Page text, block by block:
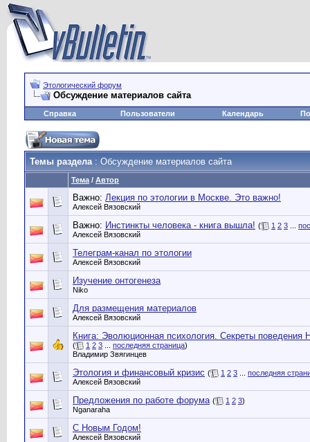
Этологический форум
Обсуждение материалов сайта
Справка Пользователи Календарь
Темы раздела: Обсуждение материалов сайта
Тема / Автор
Важно: Лекция по этологии в Москве. Это важно!
Алексей Вязовский
Важно: Инстинкты человека - книга вышла! ( 1 2 3
Алексей Вязовский
Телеграм-канал по этологии
Алексей Вязовский
Изучение онтогенеза
Niko
Для размещения материалов
Алексей Вязовский
Книга: Эволюционная психология. Секреты
( 1 2 3 последняя страница)
Владимир Звягинцев
Этология и финансовый кризис ( 1 2 3
последняя
Алексей Вязовский
Предложения по работе форума ( 1 2 3)
Nganaraha
С Новым Годом!
Алексей Вязовский